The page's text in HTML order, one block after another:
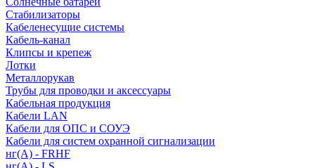
Стабилизаторы
Кабеленесущие системы
Кабель-канал
Клипсы и крепеж
Лотки
Металлорукав
Трубы для проводки и аксессуары
Кабельная продукция
Кабели LAN
Кабели для ОПС и СОУЭ
Кабели для систем охранной сигнализации
нг(A) - FRHF